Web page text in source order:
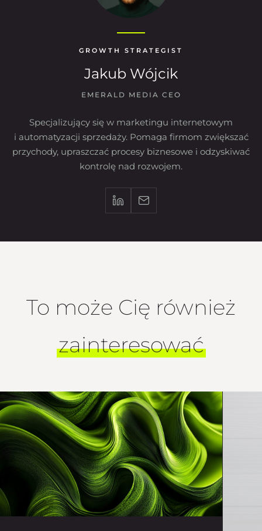
GROWTH STRATEGIST
Jakub Wójcik
EMERALD MEDIA CEO
Specjalizujący się w marketingu internetowym
i automatyzacji sprzedaży. Pomaga firmom zwiększać
przychody, upraszczać procesy biznesowe i odzyskiwać
kontrolę nad rozwojem.
To może Cię również
zainteresować